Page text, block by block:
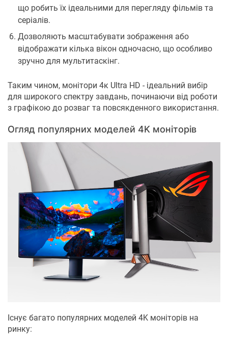
що робить їх ідеальними для перегляду фільмів та
серіалів.
Дозволяють масштабувати зображення або
відображати кілька вікон одночасно, що особливо
зручно для мультитаскінг.
Таким чином, монітори 4к Ultra HD - ідеальний вибір
для широкого спектру завдань, починаючи від роботи
з графікою до розваг та повсякденного використання.
Огляд популярних моделей 4K моніторів
Існує багато популярних моделей 4K моніторів на
ринку: